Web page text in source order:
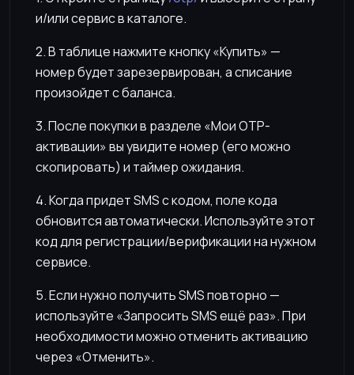
и/или сервис в каталоге.
2. В таблице нажмите кнопку «Купить» —
номер будет зарезервирован, а списание
произойдет с баланса.
3. После покупки в разделе «Мои OTP-
активации» вы увидите номер (его можно
скопировать) и таймер ожидания.
4. Когда придет SMS с кодом, поле кода
обновится автоматически. Используйте этот
код для регистрации/верификации на нужном
сервисе.
5. Если нужно получить SMS повторно —
используйте «Запросить SMS ещё раз». При
необходимости можно отменить активацию
через «Отменить».